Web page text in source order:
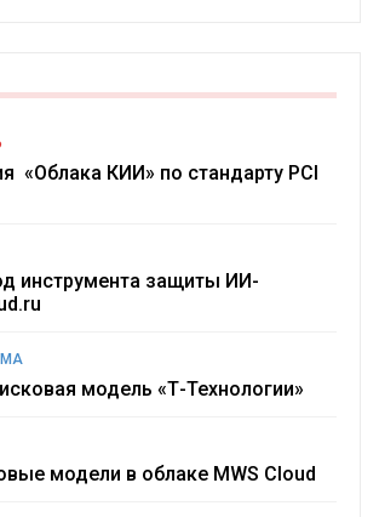
«Облака КИИ» по стандарту PCI
инструмента защиты ИИ-
модель «Т-Технологии»
модели в облаке MWS Cloud